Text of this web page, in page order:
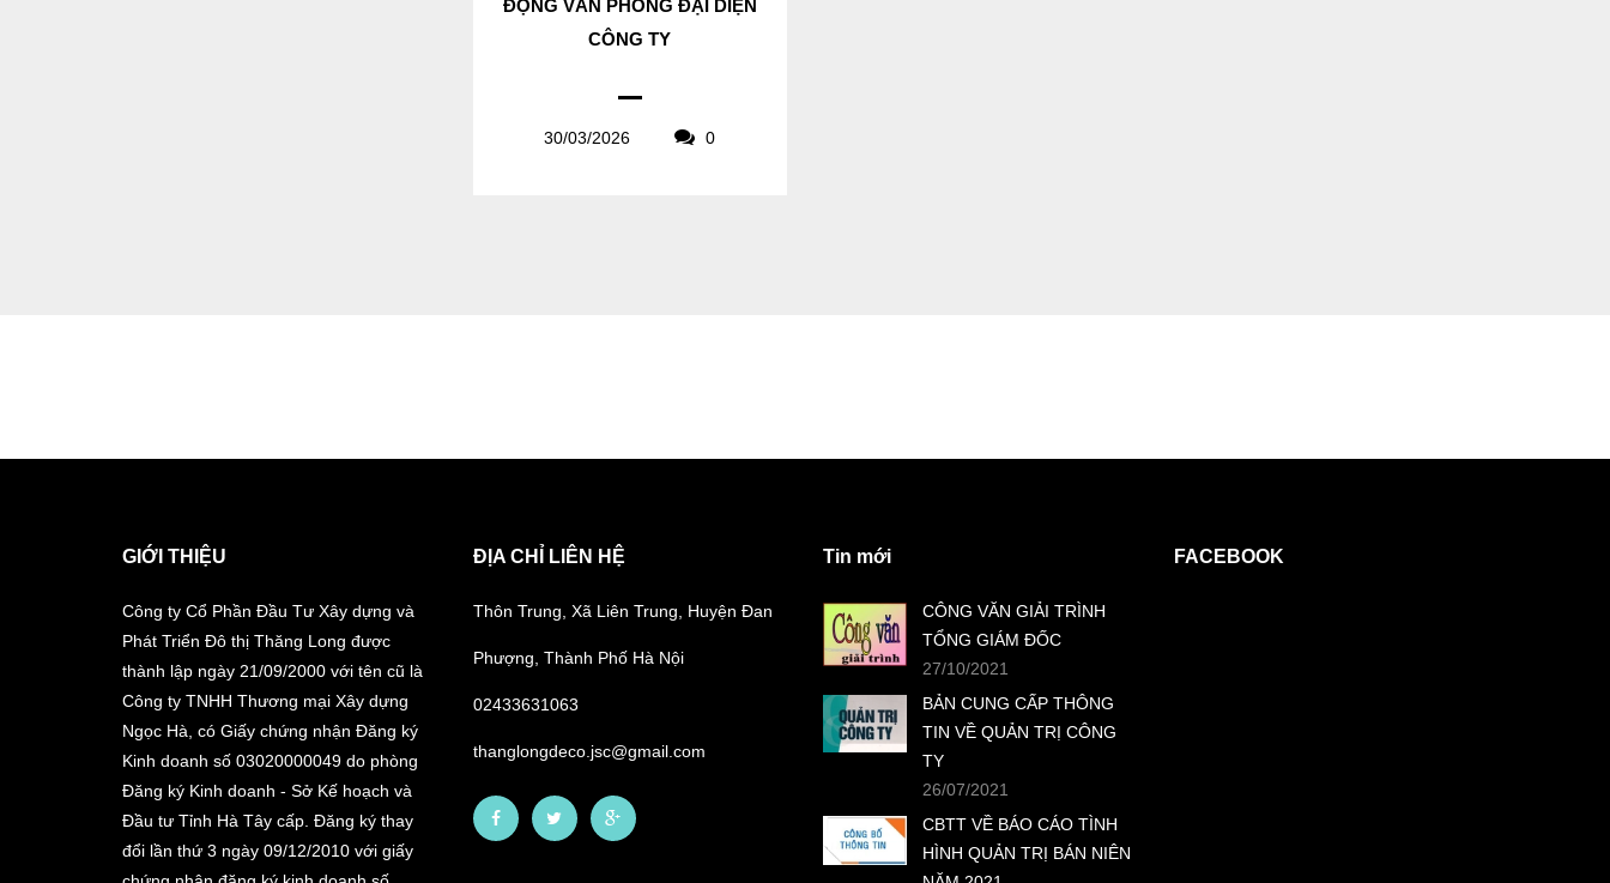
ĐỘNG VĂN PHÒNG ĐẠI DIỆN
CÔNG TY
30/03/2026 0
GIỚI THIỆU
Công ty Cổ Phần Đầu Tư Xây dựng và
Phát Triển Đô thị Thăng Long được
thành lập ngày 21/09/2000 với tên cũ là
Công ty TNHH Thương mại Xây dựng
Ngọc Hà, có Giấy chứng nhận Đăng ký
Kinh doanh số 03020000049 do phòng
Đăng ký Kinh doanh - Sở Kế hoạch và
Đầu tư Tỉnh Hà Tây cấp. Đăng ký thay
đổi lần thứ 3 ngày 09/12/2010 với giấy
ĐỊA CHỈ LIÊN HỆ
Thôn Trung, Xã Liên Trung, Huyện Đan
Phượng, Thành Phố Hà Nội
02433631063
thanglongdeco.jsc@gmail.com
Tin mới
CÔNG VĂN GIẢI TRÌNH
TỔNG GIÁM ĐỐC
27/10/2021
BẢN CUNG CẤP THÔNG
TIN VỀ QUẢN TRỊ CÔNG
TY
26/07/2021
CBTT VỀ BÁO CÁO TÌNH
HÌNH QUẢN TRỊ BÁN NIÊN
FACEBOOK